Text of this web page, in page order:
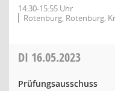
14:30-15:55 Uhr
Rotenburg, Rotenburg,
DI 16.05.2023
Prüfungsausschuss